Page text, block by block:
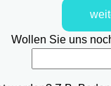
Wollen Sie uns